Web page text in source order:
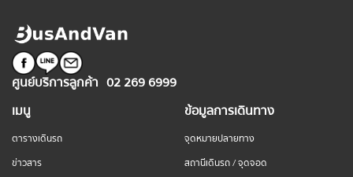
ศูนย์บริการลูกค้า 02 269 6999
เมนู
ตารางเดินรถ
ข่าวสาร
ข้อมูลการเดินทาง
จุดหมายปลายทาง
สถานีเดินรถ / จุดจอด